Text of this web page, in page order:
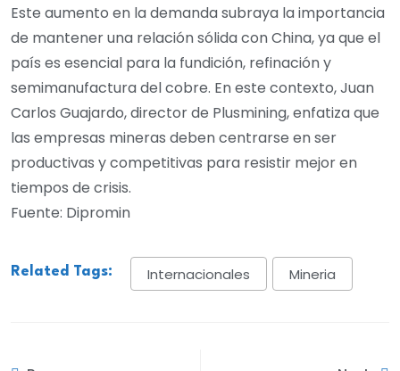
Este aumento en la demanda subraya la importancia
de mantener una relación sólida con China, ya que el
país es esencial para la fundición, refinación y
semimanufactura del cobre. En este contexto, Juan
Carlos Guajardo, director de Plusmining, enfatiza que
las empresas mineras deben centrarse en ser
productivas y competitivas para resistir mejor en
tiempos de crisis.
Fuente: Dipromin
Related Tags: Internacionales Mineria